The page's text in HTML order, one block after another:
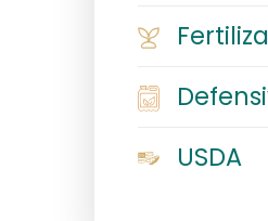
USDA